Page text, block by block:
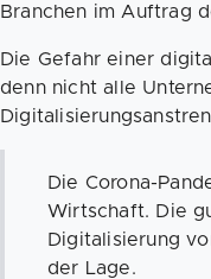
Branchen im Auftrag
Die Gefahr einer
denn nicht alle
Die Corona-
Wirtschaft. Die
Digitalisierung
der Lage.